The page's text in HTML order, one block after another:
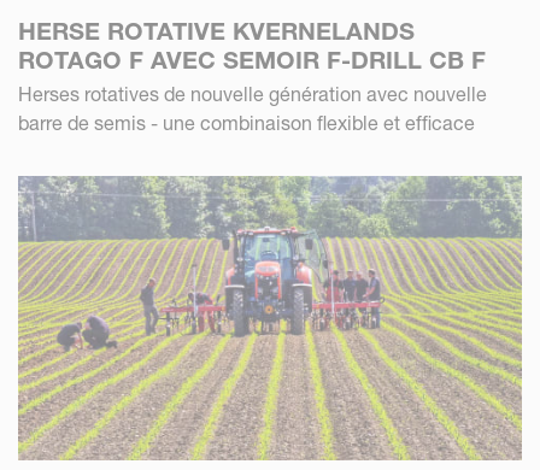
HERSE ROTATIVE KVERNELANDS
ROTAGO F AVEC SEMOIR F-DRILL CB F
Herses rotatives de nouvelle génération avec nouvelle
barre de semis - une combinaison flexible et efficace